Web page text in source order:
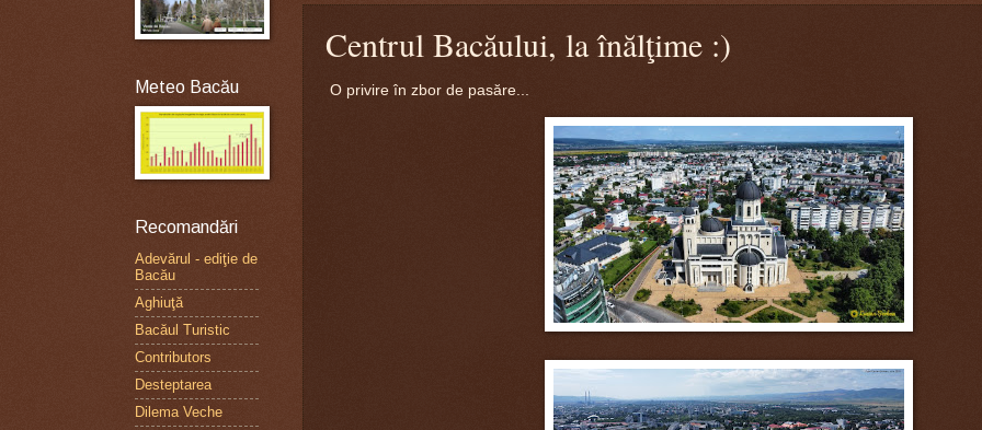
Centrul Bacăului, la înălţime :)
O privire în zbor de pasăre...
Meteo Bacău
Recomandări
Adevărul - ediţie de
Bacău
Aghiuţă
Bacăul Turistic
Contributors
Desteptarea
Dilema Veche